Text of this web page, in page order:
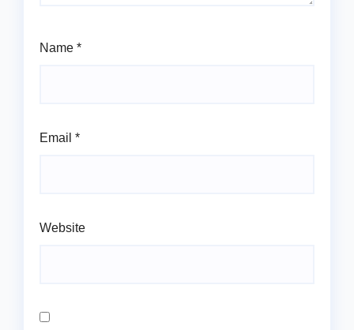
Name *
Email *
Website